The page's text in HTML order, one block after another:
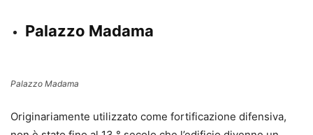
Palazzo Madama
Palazzo Madama
Originariamente utilizzato come fortificazione difensiva,